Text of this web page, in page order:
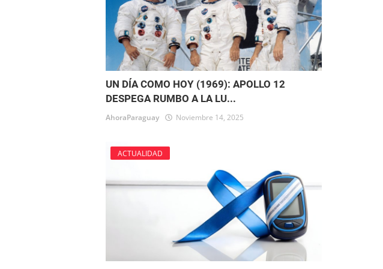
UN DÍA COMO HOY (1969): APOLLO 12
DESPEGA RUMBO A LA LU...
AhoraParaguay Noviembre 14, 2025
ACTUALIDAD